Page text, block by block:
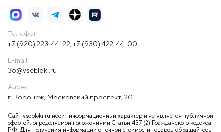
Телефон:
+7 (920) 223-44-22, +7 (930) 422-44-00
E-mail:
36@vsebloki.ru
Адрес:
г. Воронеж, Московский проспект, 20
Сайт vsebloki.ru носит информационный характер и не является публичной
офертой, определяемой положениями Статьи 437 (2) Гражданского кодекса
РФ. Для получения информации о точной стоимости товаров обращайтесь